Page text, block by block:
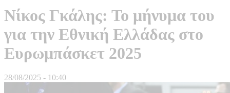
Νίκος Γκάλης: Το μήνυμα του
για την Εθνική Ελλάδας στο
Ευρωμπάσκετ 2025
28/08/2025 - 10:40